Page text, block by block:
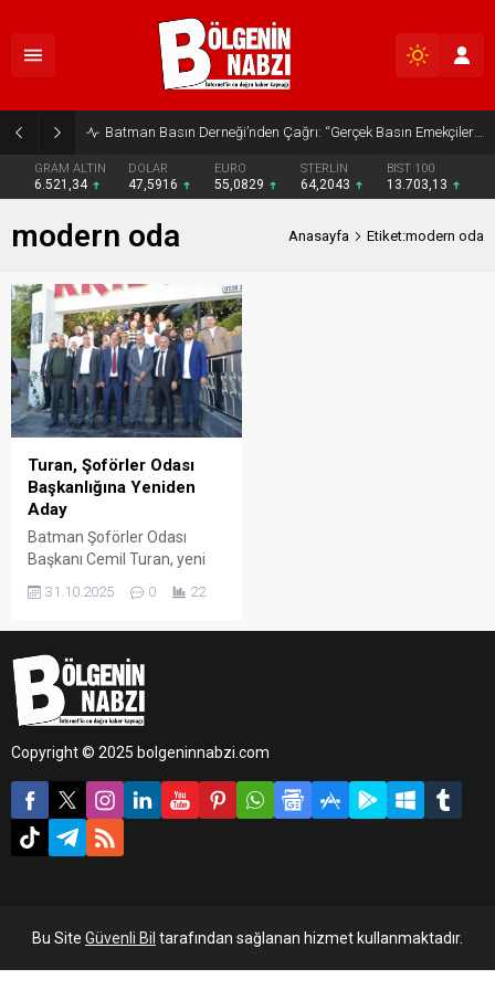
Batman Basın Derneği’nden Çağrı: “Gerçek Basın Emekçileri Desteklenmeli”
GRAM ALTIN
6.521,34
DOLAR
47,5916
EURO
55,0829
STERLİN
64,2043
BIST 100
13.703,13
modern oda Anasayfa Etiket:modern oda
Turan, Şoförler Odası
Başkanlığına Yeniden
Aday
Batman Şoförler Odası
Başkanı Cemil Turan, yeni
olduğunu duyurdu.
31.10.2025 0 22
Copyright © 2025 bolgeninnabzi.com
Bu Site Güvenli Bil tarafından sağlanan hizmet kullanmaktadır.